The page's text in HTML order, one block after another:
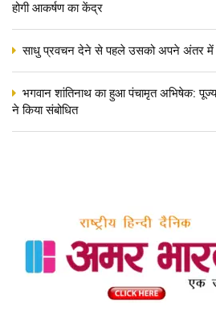
होगी आकर्षण का केंद्र
साधु प्रवचन देने से पहले उसको अपने अंतर में
भगवान शांतिनाथ का हुआ पंचामृत अभिषेक: पूज्य
ने किया संबोधित